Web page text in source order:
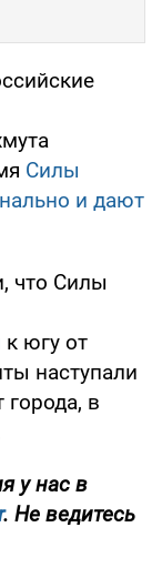
Силы
и дают
что Силы
к югу от
наступали
города, в
у нас в
. Не ведитесь